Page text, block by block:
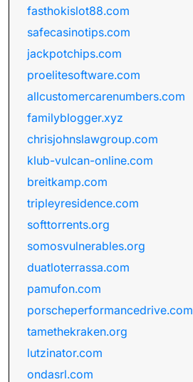
fasthokislot88.com
safecasinotips.com
jackpotchips.com
proelitesoftware.com
allcustomercarenumbers.com
familyblogger.xyz
chrisjohnslawgroup.com
klub-vulcan-online.com
breitkamp.com
tripleyresidence.com
softtorrents.org
somosvulnerables.org
duatloterrassa.com
pamufon.com
porscheperformancedrive.com
tamethekraken.org
lutzinator.com
ondasrl.com